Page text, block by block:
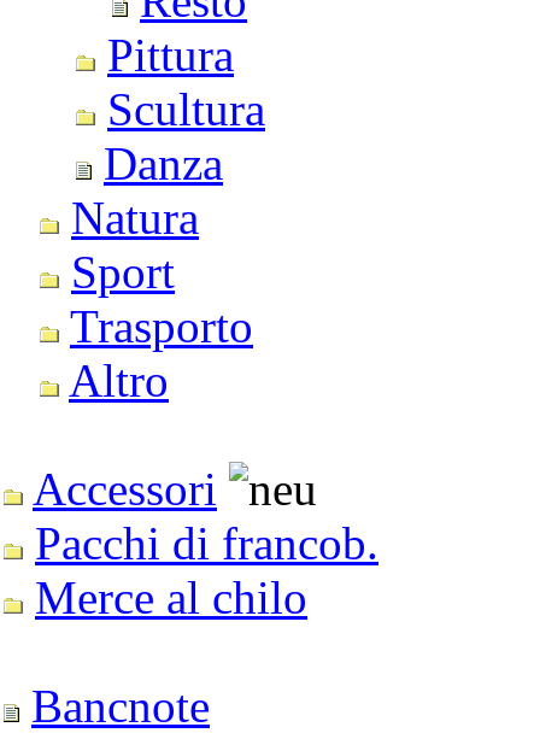
Pittura
Scultura
Danza
Natura
Sport
Trasporto
Altro
Accessori
Pacchi di francob.
Merce al chilo
Bancnote